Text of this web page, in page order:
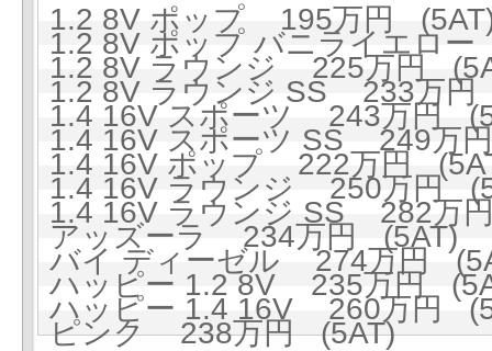
1.2 8V ポップ 195万円
1.2 8V ポップ バニライエロ
1.2 8V ラウンジ 225万円
1.2 8V ラウンジ SS 233万円
1.4 16V スポーツ 243万円
1.4 16V スポーツ SS 249万
1.4 16V ポップ 222万円
1.4 16V ラウンジ 250万円
1.4 16V ラウンジ SS 282万
アッズーラ 234万円 (5AT)
バイ ディーゼル 274万円
ハッピー 1.2 8V 235万円
ハッピー 1.4 16V 260万円
ピンク 238万円 (5AT)